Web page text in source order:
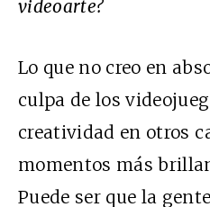
videoarte?
Lo que no creo en
culpa de los
creatividad en otros
momentos más
Puede ser que la